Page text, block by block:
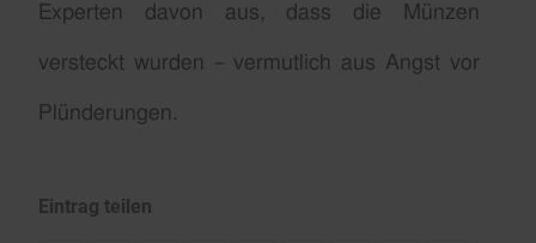
Experten davon aus, dass die Münzen
versteckt wurden – vermutlich aus Angst vor
Plünderungen.
Eintrag teilen